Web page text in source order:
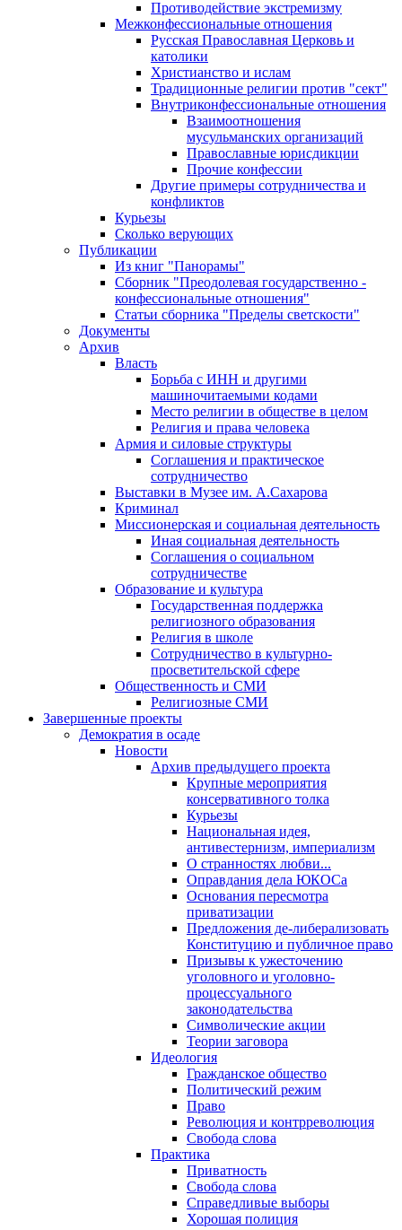
Противодействие экстремизму
Межконфессиональные отношения
Русская Православная Церковь и
католики
Христианство и ислам
Традиционные религии против "сект"
Внутриконфессиональные отношения
Взаимоотношения
мусульманских организаций
Православные юрисдикции
Прочие конфессии
Другие примеры сотрудничества и
конфликтов
Курьезы
Сколько верующих
Публикации
Из книг "Панорамы"
Сборник "Преодолевая государственно -
конфессиональные отношения"
Статьи сборника "Пределы светскости"
Документы
Архив
Власть
Борьба с ИНН и другими
машиночитаемыми кодами
Место религии в обществе в целом
Религия и права человека
Армия и силовые структуры
Соглашения и практическое
сотрудничество
Выставки в Музее им. А.Сахарова
Криминал
Миссионерская и социальная деятельность
Иная социальная деятельность
Соглашения о социальном
сотрудничестве
Образование и культура
Государственная поддержка
религиозного образования
Религия в школе
Сотрудничество в культурно-
просветительской сфере
Общественность и СМИ
Религиозные СМИ
Завершенные проекты
Демократия в осаде
Новости
Архив предыдущего проекта
Крупные мероприятия
консервативного толка
Курьезы
Национальная идея,
антивестернизм, империализм
О странностях любви...
Оправдания дела ЮКОСа
Основания пересмотра
приватизации
Предложения де-либерализовать
Конституцию и публичное право
Призывы к ужесточению
уголовного и уголовно-
процессуального
законодательства
Символические акции
Теории заговора
Идеология
Гражданское общество
Политический режим
Право
Революция и контрреволюция
Свобода слова
Практика
Приватность
Свобода слова
Справедливые выборы
Хорошая полиция